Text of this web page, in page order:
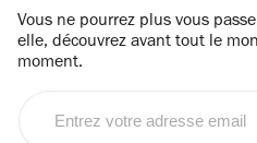
Vous ne pourrez plus vous
elle, découvrez avant tout le
moment.